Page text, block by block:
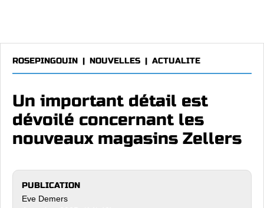
ROSEPINGOUIN | NOUVELLES | ACTUALITE
Un important détail est
dévoilé concernant les
nouveaux magasins Zellers
PUBLICATION
Eve Demers